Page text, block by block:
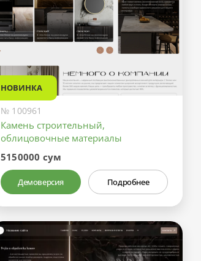
НОВИНКА
№ 100961
Камень строительный,
облицовочные материалы
5150000 сум
Демоверсия Подробнее